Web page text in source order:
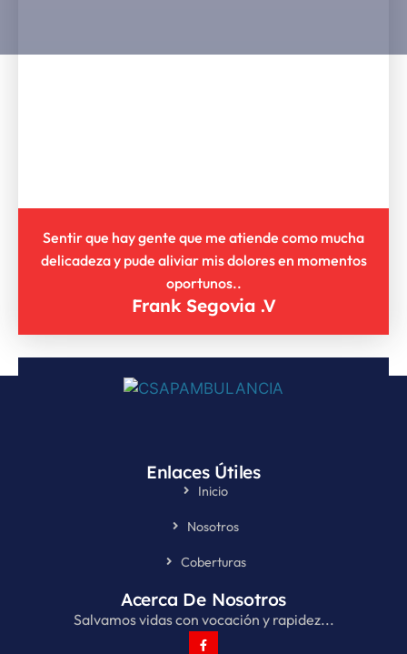
Sentir que hay gente que me atiende como mucha
delicadeza y pude aliviar mis dolores en momentos
oportunos..
Frank Segovia .V
Enlaces Útiles
Inicio
Nosotros
Coberturas
Acerca De Nosotros
Salvamos vidas con vocación y rapidez...